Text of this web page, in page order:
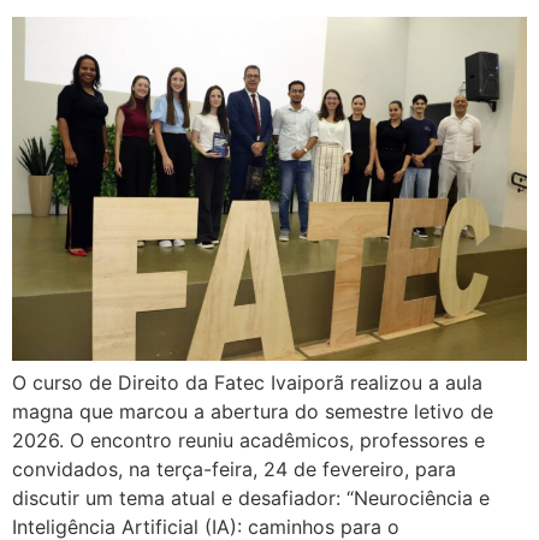
O curso de Direito da Fatec Ivaiporã realizou a aula
magna que marcou a abertura do semestre letivo de
2026. O encontro reuniu acadêmicos, professores e
convidados, na terça-feira, 24 de fevereiro, para
discutir um tema atual e desafiador: “Neurociência e
Inteligência Artificial (IA): caminhos para o